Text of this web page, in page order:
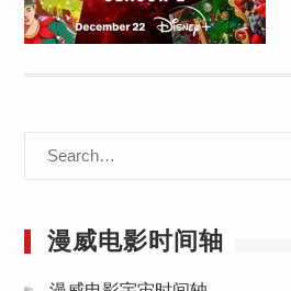
漫威电影时间轴